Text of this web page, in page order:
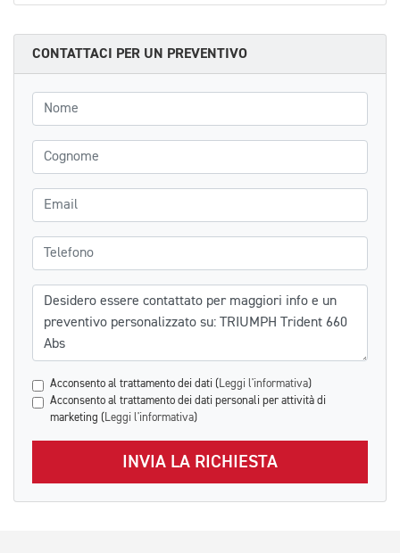
CONTATTACI PER UN PREVENTIVO
Nome
Cognome
Email
Telefono
Messaggio
Acconsento al trattamento dei dati ( Leggi l'informativa)
Acconsento al trattamento dei dati personali per attività di
marketing ( Leggi l'informativa)
INVIA LA RICHIESTA